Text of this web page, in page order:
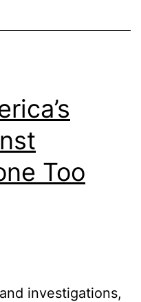
un
la
Too
investigations,